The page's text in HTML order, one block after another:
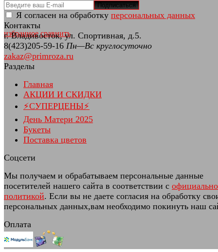
избранное сравнить
Подписаться
Я согласен на обработку персональных данных
Контакты
г. Владивосток, ул. Спортивная, д.5.
8(423)205-59-16 Пн—Вс круглосуточно
zakaz@primroza.ru
Разделы
Главная
АКЦИИ И СКИДКИ
⚡СУПЕРЦЕНЫ⚡
День Матери 2025
Букеты
Поставка цветов
Соцсети
Мы получаем и обрабатываем персональные данные
посетителей нашего сайта в соответствии с
политикой. Если вы не даете согласия на обработку
персональных данных,вам необходимо покинуть наш
Оплата